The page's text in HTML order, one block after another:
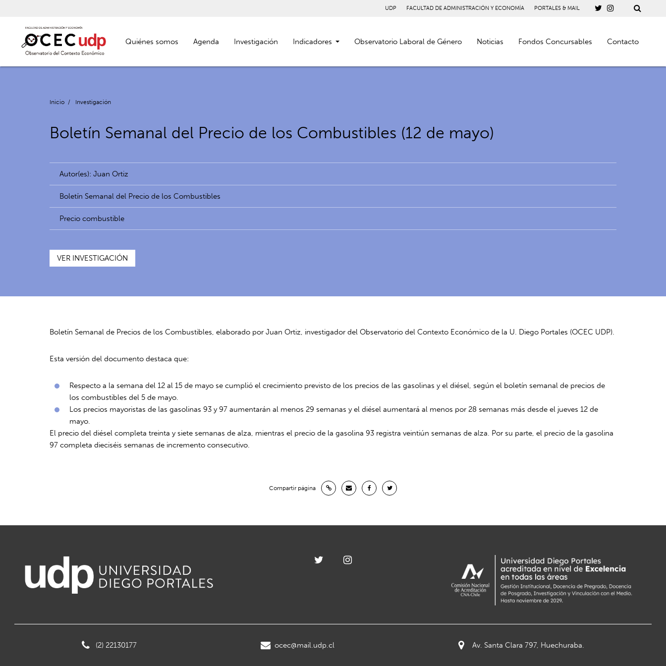
UDP FACULTAD DE ADMINISTRACIÓN Y ECONOMÍA PORTALES & MAIL
Quiénes somos Agenda Investigación Indicadores Observatorio Laboral de Género Noticias Fondos Concursables Contacto
Inicio / Investigación
Boletín Semanal del Precio de los Combustibles (12 de mayo)
Autor(es): Juan Ortiz
Boletín Semanal del Precio de los Combustibles
Precio combustible
VER INVESTIGACIÓN
Boletín Semanal de Precios de los Combustibles, elaborado por Juan Ortiz, investigador del Observatorio del Contexto Económico de la U. Diego Portales (OCEC UDP).
Esta versión del documento destaca que:
Respecto a la semana del 12 al 15 de mayo se cumplió el crecimiento previsto de los precios de las gasolinas y el diésel, según el boletín semanal de precios de
los combustibles del 5 de mayo.
Los precios mayoristas de las gasolinas 93 y 97 aumentarán al menos 29 semanas y el diésel aumentará al menos por 28 semanas más desde el jueves 12 de
mayo.
El precio del diésel completa treinta y siete semanas de alza, mientras el precio de la gasolina 93 registra veintiún semanas de alza. Por su parte, el precio de la gasolina
97 completa dieciséis semanas de incremento consecutivo.
Compartir página
(2) 22130177 ocec@mail.udp.cl Av. Santa Clara 797, Huechuraba.